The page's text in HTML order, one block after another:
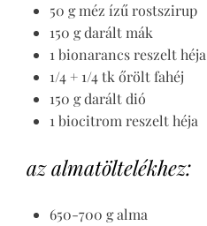
50 g méz ízű rostszirup
150 g darált mák
1 bionarancs reszelt héja
1/4 + 1/4 tk őrölt fahéj
150 g darált dió
1 biocitrom reszelt héja
az almatöltelékhez:
650-700 g alma